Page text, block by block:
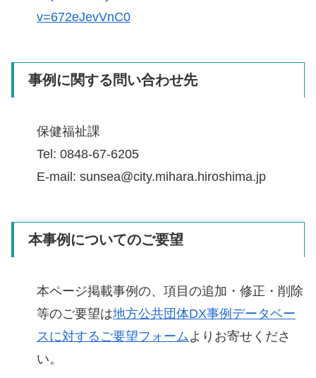
v=672eJevVnC0
事例に関する問い合わせ先
保健福祉課
Tel: 0848-67-6205
E-mail: sunsea@city.mihara.hiroshima.jp
本事例についてのご要望
本ページ掲載事例の、項目の追加・修正・削除
等のご要望は地方公共団体DX事例データベー
スに対するご要望フォームよりお寄せくださ
い。